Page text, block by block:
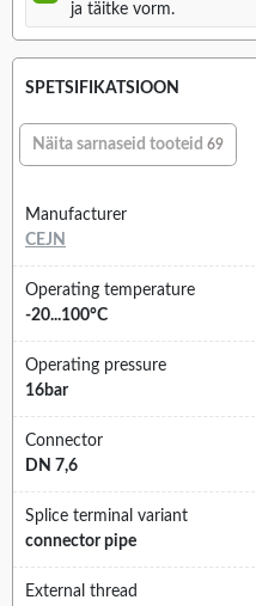
ja täitke vorm.
SPETSIFIKATSIOON
Näita sarnaseid tooteid 69
Manufacturer
CEJN
Operating temperature
-20...100°C
Operating pressure
16bar
Connector
DN 7,6
Splice terminal variant
connector pipe
External thread